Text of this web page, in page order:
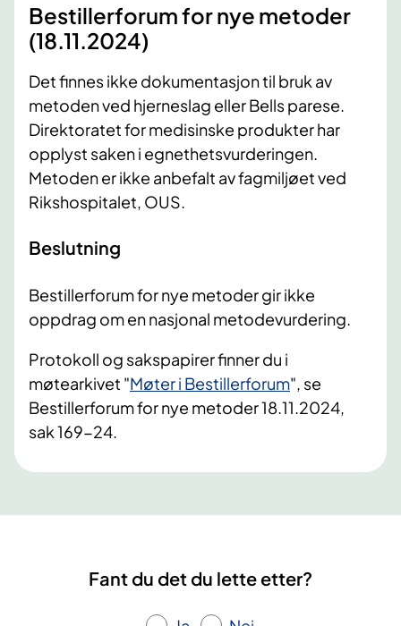
Bestillerforum for nye metoder
(18.11.2024)
Det finnes ikke dokumentasjon til bruk av
metoden ved hjerneslag eller Bells parese.
Direktoratet for medisinske produkter har
opplyst saken i egnethetsvurderingen.
Metoden er ikke anbefalt av fagmiljøet ved
Rikshospitalet, OUS.
Beslutning
Bestillerforum for nye metoder gir ikke
oppdrag om en nasjonal metodevurdering.
Protokoll og sakspapirer finner du i
møtearkivet "Møter i Bestillerforum", se
Bestillerforum for nye metoder 18.11.2024,
sak 169-24.
Fant du det du lette etter?